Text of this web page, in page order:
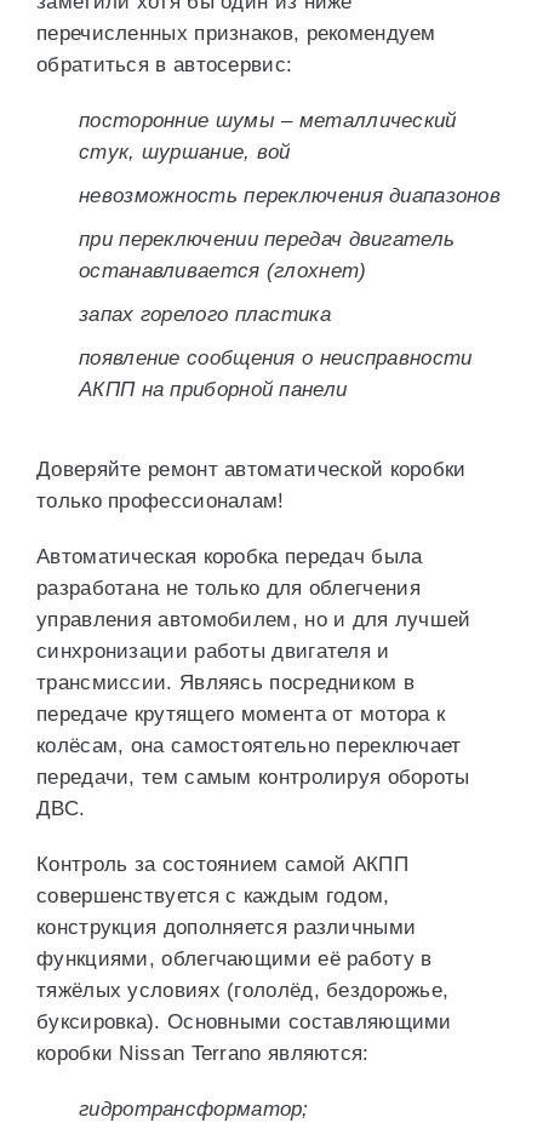
перечисленных признаков, рекомендуем
обратиться в автосервис:
посторонние шумы – металлический
стук, шуршание, вой
невозможность переключения диапазонов
при переключении передач двигатель
останавливается (глохнет)
запах горелого пластика
появление сообщения о неисправности
АКПП на приборной панели
Доверяйте ремонт автоматической коробки
только профессионалам!
Автоматическая коробка передач была
разработана не только для облегчения
управления автомобилем, но и для лучшей
синхронизации работы двигателя и
трансмиссии. Являясь посредником в
передаче крутящего момента от мотора к
колёсам, она самостоятельно переключает
передачи, тем самым контролируя обороты
ДВС.
Контроль за состоянием самой АКПП
совершенствуется с каждым годом,
конструкция дополняется различными
функциями, облегчающими её работу в
тяжёлых условиях (гололёд, бездорожье,
буксировка). Основными составляющими
коробки Nissan Terrano являются:
гидротрансформатор;